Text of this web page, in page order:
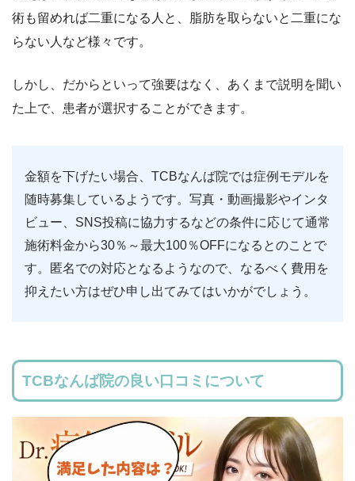
術も留めれば二重になる人と、脂肪を取らないと二重にな
らない人など様々です。
しかし、だからといって強要はなく、あくまで説明を聞い
た上で、患者が選択することができます。
金額を下げたい場合、TCBなんば院では症例モデルを
随時募集しているようです。写真・動画撮影やインタ
ビュー、SNS投稿に協力するなどの条件に応じて通常
施術料金から30％～最大100％OFFになるとのことで
す。匿名での対応となるようなので、なるべく費用を
抑えたい方はぜひ申し出てみてはいかがでしょう。
TCBなんば院の良い口コミについて